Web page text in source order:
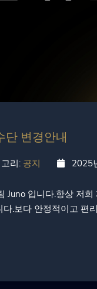
단 변경안내
리: 공지 2025
Juno 입니다.항상 저
.보다 안정적이고 편